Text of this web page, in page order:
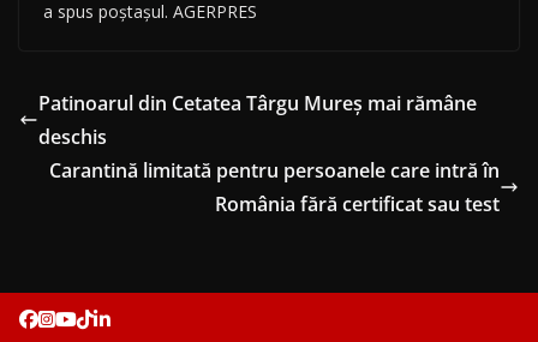
a spus poştaşul. AGERPRES
Patinoarul din Cetatea Târgu Mureș mai rămâne
deschis
Carantină limitată pentru persoanele care intră în
România fără certificat sau test